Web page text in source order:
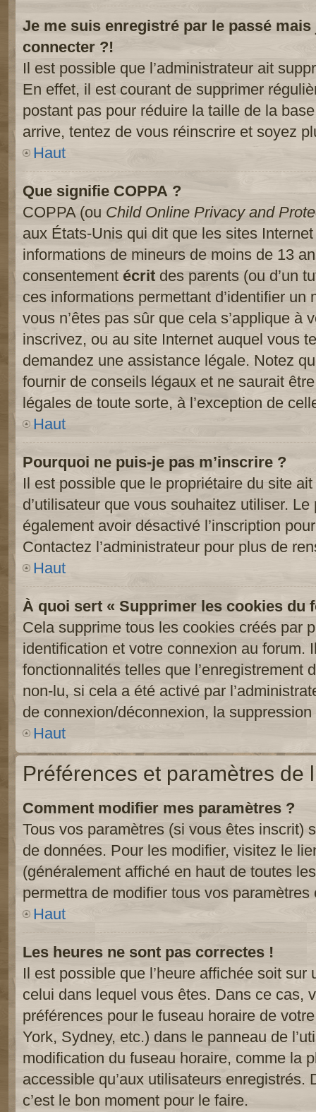
Je me suis enregistré par le passé
connecter ?!
Il est possible que l’administrateur ait
En effet, il est courant de supprimer
postant pas pour réduire la taille de la
arrive, tentez de vous réinscrire et soyez
Haut
Que signifie COPPA ?
COPPA (ou Child Online Privacy and
aux États-Unis qui dit que les sites
informations de mineurs de moins de 13
consentement écrit des parents (ou d’un
ces informations permettant d’identifier
vous n’êtes pas sûr que cela s’applique à
inscrivez, ou au site Internet auquel vous
demandez une assistance légale. Notez
fournir de conseils légaux et ne saurait
légales de toute sorte, à l’exception de
Haut
Pourquoi ne puis-je pas m’inscrire ?
Il est possible que le propriétaire du site
d’utilisateur que vous souhaitez utiliser.
également avoir désactivé l’inscription
Contactez l’administrateur pour plus de
Haut
À quoi sert « Supprimer les cookies du
Cela supprime tous les cookies créés par
identification et votre connexion au forum.
fonctionnalités telles que l’enregistrement
non-lu, si cela a été activé par
de connexion/déconnexion, la
Haut
Préférences et paramètres de
Comment modifier mes paramètres ?
Tous vos paramètres (si vous êtes inscrit)
de données. Pour les modifier, visitez le
(généralement affiché en haut de toutes
permettra de modifier tous vos paramètres
Haut
Les heures ne sont pas correctes !
Il est possible que l’heure affichée soit
celui dans lequel vous êtes. Dans ce cas,
préférences pour le fuseau horaire de
York, Sydney, etc.) dans le panneau de
modification du fuseau horaire, comme la
accessible qu’aux utilisateurs enregistrés.
c’est le bon moment pour le faire.